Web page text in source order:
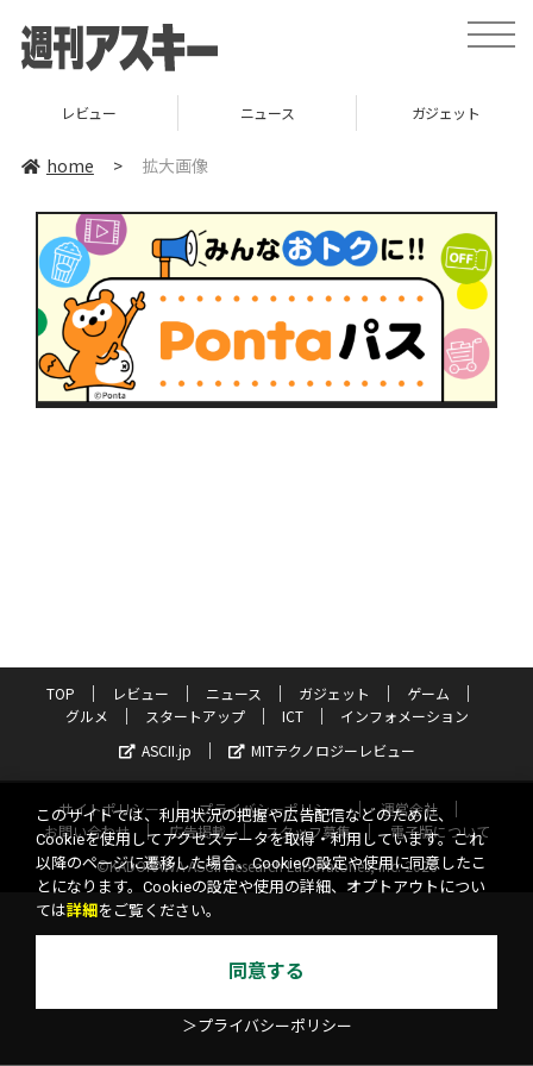
toggle
レビュー ニュース ガジェット
home > 拡大画像
TOP レビュー ニュース ガジェット
ゲーム
グルメ
スタートアップ ICT
インフォメーション
ASCII.jp
MITテクノロジーレビュー
サイトポリシー プライバシーポリシー
運営会社
お問い合わせ
広告掲載 スタッフ募集
電子版について
©KADOKAWA ASCII Research Laboratories, Inc. 2026
このサイトでは、利用状況の把握や広告配信などのために、
Cookieを使用してアクセスデータを取得・利用しています。これ
以降のページに遷移した場合、Cookieの設定や使用に同意したこ
とになります。Cookieの設定や使用の詳細、オプトアウトについ
ては詳細 をご覧ください。
同意する
＞プライバシーポリシー